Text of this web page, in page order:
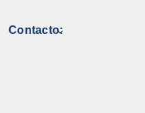
Contacto: